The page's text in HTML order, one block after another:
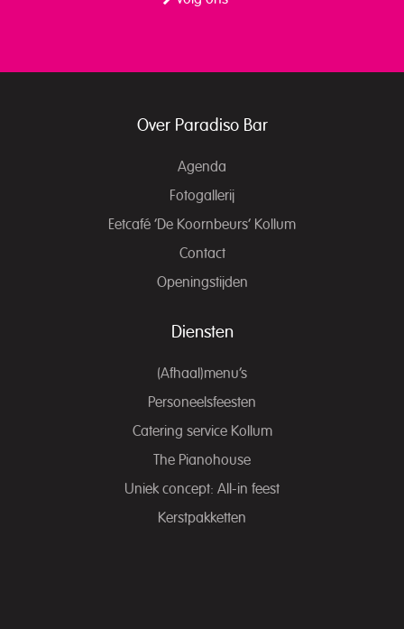
Over Paradiso Bar
Agenda
Fotogallerij
Eetcafé ‘De Koornbeurs’ Kollum
Contact
Openingstijden
Diensten
(Afhaal)menu’s
Personeelsfeesten
Catering service Kollum
The Pianohouse
Uniek concept: All-in feest
Kerstpakketten